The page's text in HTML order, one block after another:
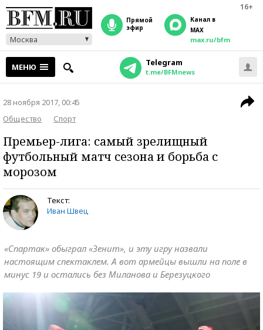
16+
Москва
прямой
эфир
Канал в
MAX
max.ru/bfm
МЕНЮ Telegram
t.me/BFMnews
28 ноября 2017, 00:45
Общество
Спорт
Премьер-лига: самый зрелищный
футбольный матч сезона и борьба с
морозом
Текст:
Иван Швец
«Спартак» обыграл «Зенит», и эту игру назвали
настоящим спектаклем. А вот армейцы вышли на поле в
минус 19 и остались без Миланова и Березуцкого